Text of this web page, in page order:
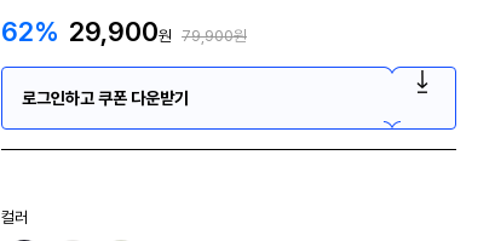
62% 29,900원 79,900원
로그인하고 쿠폰 다운받기
컬러